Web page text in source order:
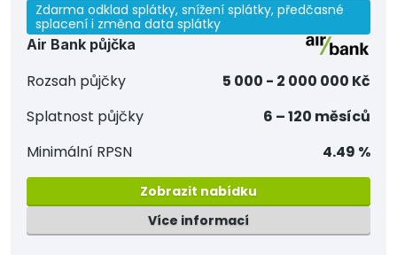
Zdarma odklad splátky, snížení splátky, předčasné
splacení i změna data splátky
Air Bank půjčka
Rozsah půjčky
5 000 - 2 000 000 Kč
Splatnost půjčky
6 – 120 měsíců
Minimální RPSN
4.49 %
Zobrazit nabídku
Více informací